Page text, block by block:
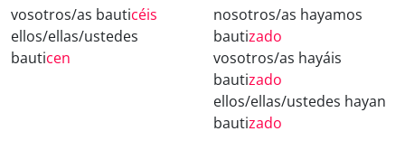
vosotros/as bauticéis
ellos/ellas/ustedes
bauticen
nosotros/as hayamos
bautizado
vosotros/as hayáis
bautizado
ellos/ellas/ustedes hayan
bautizado